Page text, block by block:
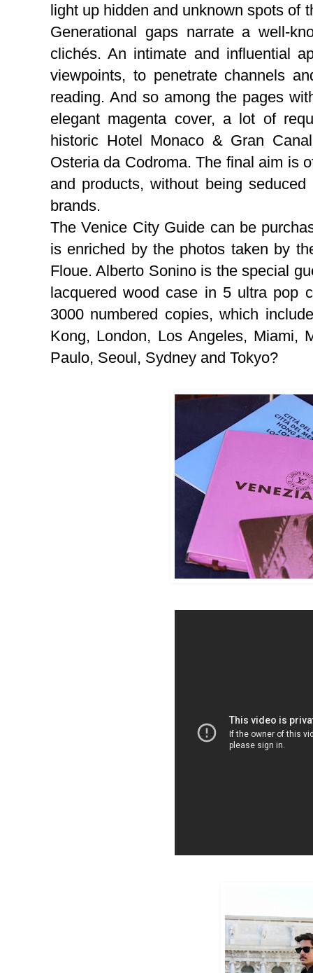
light up hidden and unknown spots of
Generational gaps narrate a well-
clichés. An intimate and influential
viewpoints, to penetrate channels
reading. And so among the pages
elegant magenta cover, a lot of
historic Hotel Monaco & Gran
Osteria da Codroma. The final aim is
and products, without being
brands.
The Venice City Guide can be
is enriched by the photos taken by
Floue. Alberto Sonino is the special
lacquered wood case in 5 ultra pop
3000 numbered copies, which
Kong, London, Los Angeles, Miami,
Paulo, Seoul, Sydney and Tokyo?